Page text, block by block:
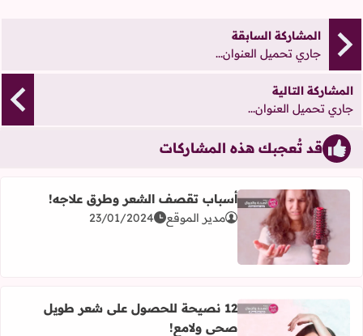
المشاركة السابقة
جاري تحميل العنوان...
المشاركة التالية
جاري تحميل العنوان...
قد تُعجبك هذه المشاركات
اقرأ المزيد عن أسباب تقصف الشعر وطرق علاجه!
أسباب تقصف الشعر وطرق علاجه!
مدير الموقع 23/01/2024
12 نصيحة للحصول على شعر طويل
صحى ولامع!